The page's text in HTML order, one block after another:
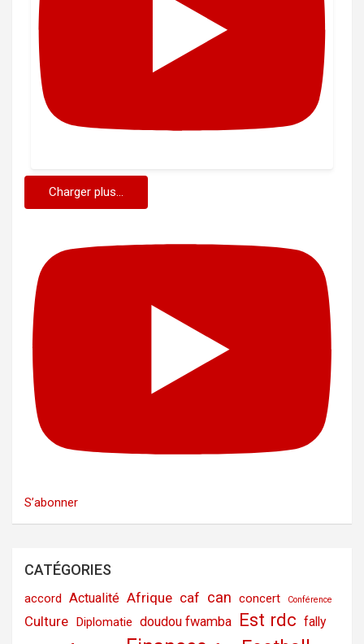
Charger plus...
S’abonner
CATÉGORIES
accord Actualité Afrique caf can concert Conférence
Culture Diplomatie doudou fwamba Est rdc fally